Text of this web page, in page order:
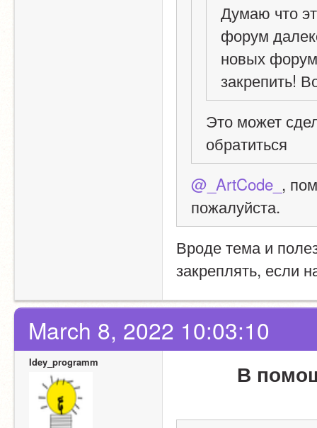
Думаю что
форум
новых
закрепить!
Это может
обратиться
@_ArtCode_ ,
пожалуйста.
Вроде тема и
закреплять, если
March 8, 2022 10:03:10
Idey_programm В